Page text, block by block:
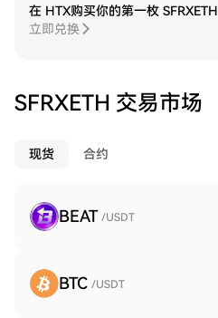
在 HTX购买你的第一枚 SFRXETH
立即兑换
SFRXETH 交易市场
现货 合约
BEAT /USDT
BTC /USDT